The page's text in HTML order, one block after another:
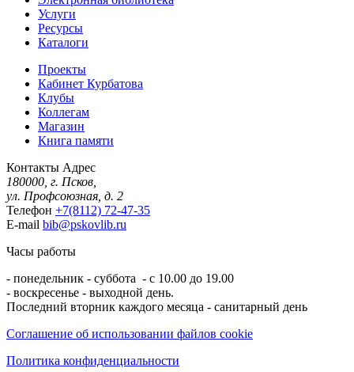
Услуги
Ресурсы
Каталоги
Проекты
Кабинет Курбатова
Клубы
Коллегам
Магазин
Книга памяти
Контакты Адрес
180000, г. Псков,
ул. Профсоюзная, д. 2
Телефон +7(8112) 72-47-35
E-mail bib@pskovlib.ru
Часы работы
- понедельник - суббота - с 10.00 до 19.00
- воскресенье - выходной день.
Последний вторник каждого месяца - санитарный день
Соглашение об использовании файлов cookie
Политика конфиденциальности